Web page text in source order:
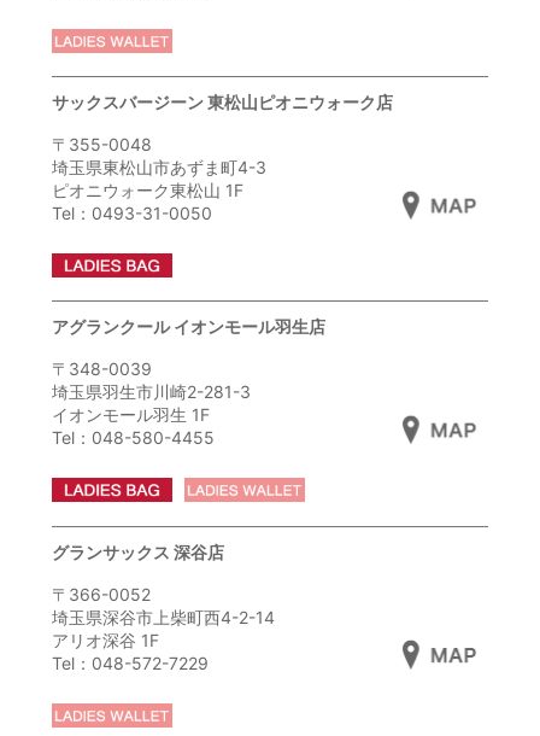
サックスバージーン 東松山ピオニウォーク店
〒355-0048
埼玉県東松山市あずま町4-3
ピオニウォーク東松山 1F
Tel：0493-31-0050
アグランクール イオンモール羽生店
〒348-0039
埼玉県羽生市川崎2-281-3
イオンモール羽生 1F
Tel：048-580-4455
グランサックス 深谷店
〒366-0052
埼玉県深谷市上柴町西4-2-14
アリオ深谷 1F
Tel：048-572-7229